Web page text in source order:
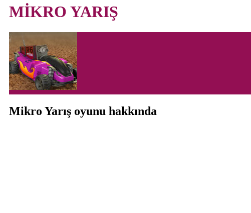
MİKRO YARIŞ
Mikro Yarış oyunu hakkında